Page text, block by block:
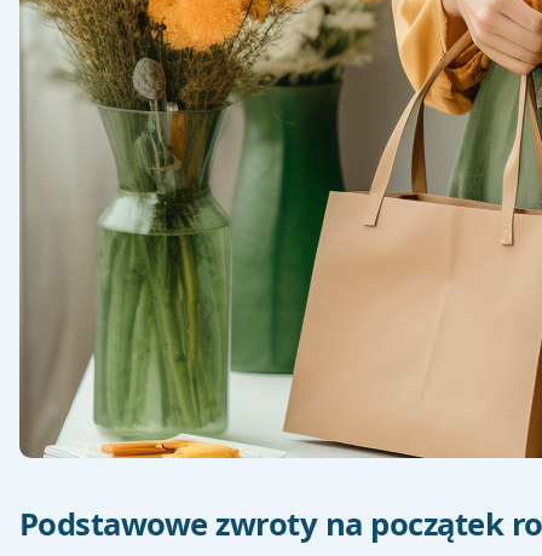
Podstawowe zwroty na początek